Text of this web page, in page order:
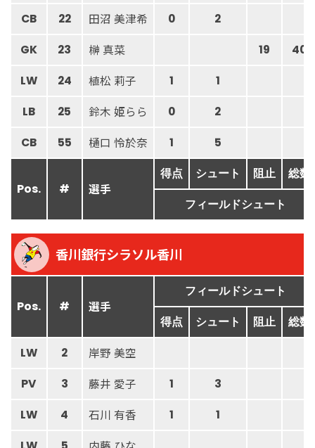
CB 22 田沼 美津希 0 2
GK 23 榊 真菜 19 40
LW 24 植松 莉子 1 1
LB 25 鈴木 姫らら 0 2
CB 55 樋口 怜於奈 1 5
Pos. # 選手
得点 シュート 阻止 総数
フィールドシュート
香川銀行シラソル香川
Pos. # 選手
フィールドシュート
得点 シュート 阻止 総数
LW 2 岸野 美空
PV 3 藤井 愛子 1 3
LW 4 石川 有香 1 1